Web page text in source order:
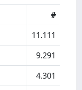
#
11.111
9.291
4.301